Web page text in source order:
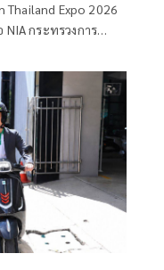
จจริง
Thailand Expo 2026
กระทรวงการ
านนวัตกรรม และ
หม่ในการเติบโต